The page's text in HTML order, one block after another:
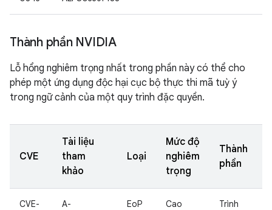
Thành phần NVIDIA
Lỗ hổng nghiêm trọng nhất trong phần này có thể cho
phép một ứng dụng độc hại cục bộ thực thi mã tuỳ ý
trong ngữ cảnh của một quy trình đặc quyền.
CVE
Tài liệu
tham
khảo
Loại
Mức độ
nghiêm
trọng
Thành
phần
CVE-
A-
EoP Cao
Trình